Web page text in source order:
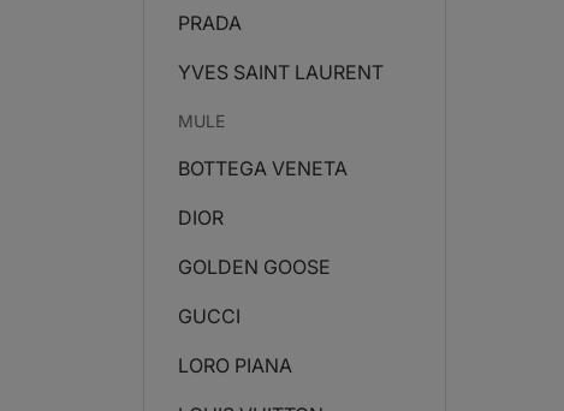
PRADA
YVES SAINT LAURENT
MULE
BOTTEGA VENETA
DIOR
GOLDEN GOOSE
GUCCI
LORO PIANA